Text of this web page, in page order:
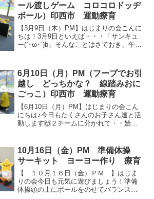
ール渡しゲーム コロコロドッヂ
ボール）印西市 運動療育
【3月9日（木）PM】はじまりの会こんに
ちは！3月9日といえば・・・「サンキュ
ー(`･ω･´)b」そんなことはさておき、午後
りと筋肉を伸ばしておきましょう！ 背中
を...
6月10日（月）PM（フープでお引
越し どっちかな？ 線踏みおに
ごっこ）印西市 運動療育
【6月10日（月）PM】はじまりの会こん
にちは♪今日もたくさんのお子さん達と活
動します🙌２チームに分かれて・・始め
💦よいしょ！よいしょ！ 線踏みおにごっ
こ床に貼って...
10月16日（金）PM 準備体操
サーキット ヨーヨー作り 療育
【 １０月１６日（金）ＰＭ 】はじま
りの会今日も元気に遊びましょう！準備
体操頭の上にボールをのせてバランスを